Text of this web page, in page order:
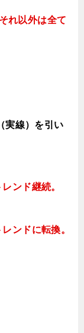
れ以外は全て
実線）を引い
ンド継続。
レンドに転換。